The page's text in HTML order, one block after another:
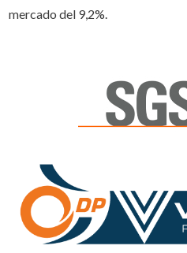
mercado del 9,2%.